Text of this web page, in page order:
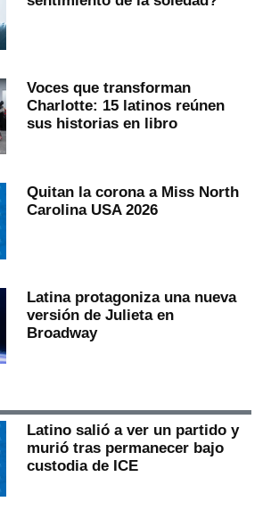
Voces que transforman
Charlotte: 15 latinos reúnen
sus historias en libro
Quitan la corona a Miss North
Carolina USA 2026
Latina protagoniza una nueva
versión de Julieta en
Broadway
Latino salió a ver un partido y
murió tras permanecer bajo
custodia de ICE